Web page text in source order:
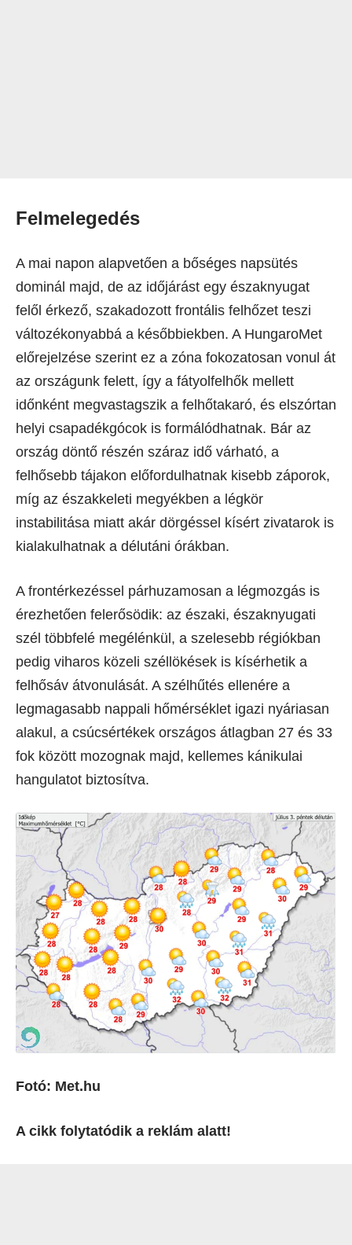
Felmelegedés
A mai napon alapvetően a bőséges napsütés
dominál majd, de az időjárást egy északnyugat
felől érkező, szakadozott frontális felhőzet teszi
változékonyabbá a későbbiekben. A HungaroMet
előrejelzése szerint ez a zóna fokozatosan vonul át
az országunk felett, így a fátyolfelhők mellett
időnként megvastagszik a felhőtakaró, és elszórtan
helyi csapadékgócok is formálódhatnak. Bár az
ország döntő részén száraz idő várható, a
felhősebb tájakon előfordulhatnak kisebb záporok,
míg az északkeleti megyékben a légkör
instabilitása miatt akár dörgéssel kísért zivatarok is
kialakulhatnak a délutáni órákban.
A frontérkezéssel párhuzamosan a légmozgás is
érezhetően felerősödik: az északi, északnyugati
szél többfelé megélénkül, a szelesebb régiókban
pedig viharos közeli széllökések is kísérhetik a
felhősáv átvonulását. A szélhűtés ellenére a
legmagasabb nappali hőmérséklet igazi nyáriasan
alakul, a csúcsértékek országos átlagban 27 és 33
fok között mozognak majd, kellemes kánikulai
hangulatot biztosítva.
Fotó: Met.hu
A cikk folytatódik a reklám alatt!